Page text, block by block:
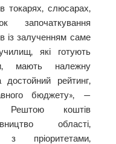
токарях, слюсарах,
започаткування
із залученням саме
які готують
мають належну
достойний рейтинг,
бюджету», —
коштів
області,
з пріоритетами,